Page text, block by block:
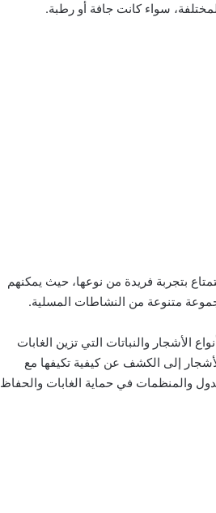
سواء كانت جافة أو رطبة.
بتجربة فريدة من نوعها، حيث يمكنهم
متنوعة من النشاطات المسلية.
الأشجار والنباتات التي تزين الغابات
إلى الكشف عن كيفية تكيفها مع
والمنظمات في حماية الغابات والحفاظ